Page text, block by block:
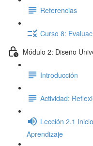
Referencias
Curso 8:
Módulo 2: Diseño
Introducción
Actividad:
Lección 2.1
Aprendizaje